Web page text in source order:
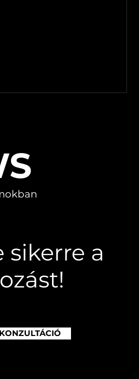
Program
sikerre a